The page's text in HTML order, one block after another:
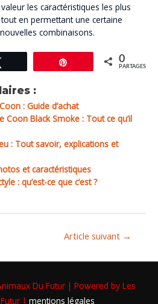
les caractéristiques les plus
en permettant une certaine
combinaisons.
0
PARTAGES
:
: Guide d’achat
Coon Black Smoke : Tout ce qu’il
: Tout savoir, explications et
et caractéristiques
: qu’est-ce que c’est ?
Article suivant →
Du Futur | Powered by Les
| mentions légales